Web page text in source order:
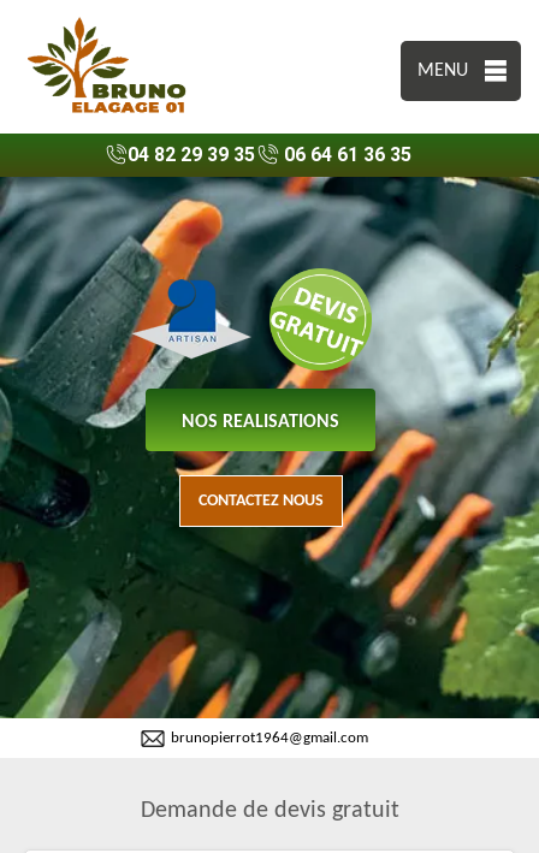
MENU
04 82 29 39 35 06 64 61 36 35
NOS REALISATIONS
CONTACTEZ NOUS
brunopierrot1964@gmail.com
Demande de devis gratuit